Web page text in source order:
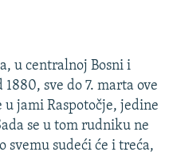
u centralnoj Bosni i
sve do 7. marta ove
jami Raspotočje, jedine
se u tom rudniku ne
svemu sudeći će i treća,